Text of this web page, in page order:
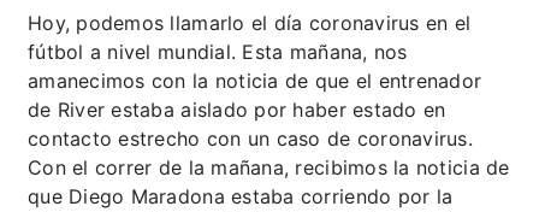
Hoy, podemos llamarlo el día coronavirus en el
fútbol a nivel mundial. Esta mañana, nos
amanecimos con la noticia de que el entrenador
de River estaba aislado por haber estado en
contacto estrecho con un caso de coronavirus.
Con el correr de la mañana, recibimos la noticia de
que Diego Maradona estaba corriendo por la